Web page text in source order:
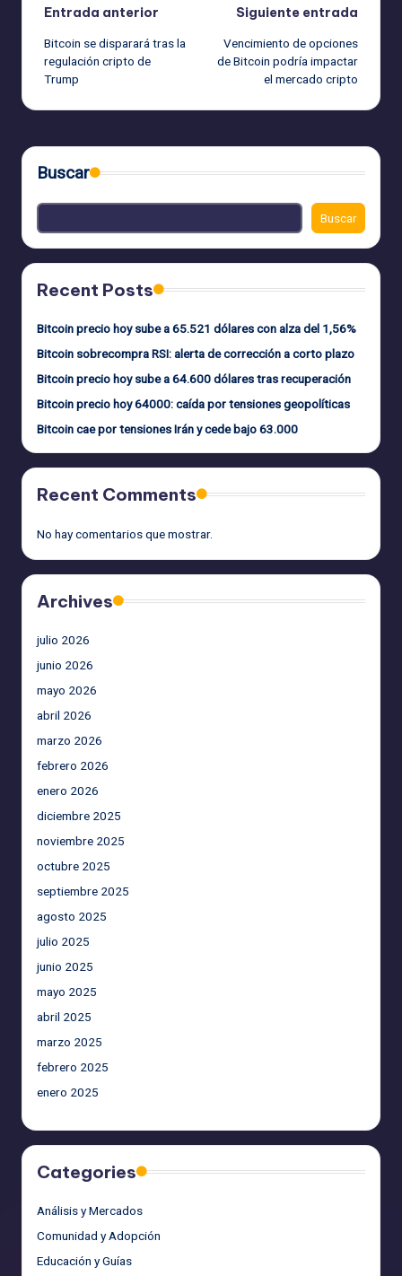
Navegación
de
entradas
Entrada anterior
Bitcoin se disparará tras la
regulación cripto de
Trump
Siguiente entrada
Vencimiento de opciones
de Bitcoin podría impactar
el mercado cripto
Buscar
Buscar
Recent Posts
Bitcoin precio hoy sube a 65.521 dólares con alza del 1,56%
Bitcoin sobrecompra RSI: alerta de corrección a corto plazo
Bitcoin precio hoy sube a 64.600 dólares tras recuperación
Bitcoin precio hoy 64000: caída por tensiones geopolíticas
Bitcoin cae por tensiones Irán y cede bajo 63.000
Recent Comments
No hay comentarios que mostrar.
Archives
julio 2026
junio 2026
mayo 2026
abril 2026
marzo 2026
febrero 2026
enero 2026
diciembre 2025
noviembre 2025
octubre 2025
septiembre 2025
agosto 2025
julio 2025
junio 2025
mayo 2025
abril 2025
marzo 2025
febrero 2025
enero 2025
Categories
Análisis y Mercados
Comunidad y Adopción
Educación y Guías